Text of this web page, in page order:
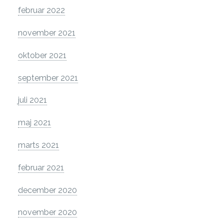
februar 2022
november 2021
oktober 2021
september 2021
juli 2021
maj 2021
marts 2021
februar 2021
december 2020
november 2020